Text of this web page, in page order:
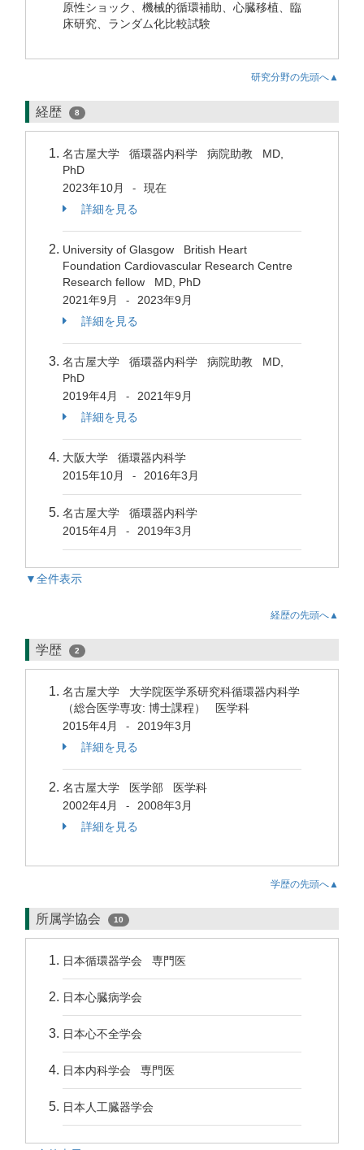
原性ショック、機械的循環補助、心臓移植、臨
床研究、ランダム化比較試験
研究分野の先頭へ▲
経歴 8
名古屋大学 循環器内科学 病院助教 MD,
PhD
2023年10月
-
現在
詳細を見る
University of Glasgow British Heart
Foundation Cardiovascular Research Centre
Research fellow MD, PhD
2021年9月
-
2023年9月
詳細を見る
名古屋大学 循環器内科学 病院助教 MD,
PhD
2019年4月
-
2021年9月
詳細を見る
大阪大学 循環器内科学
2015年10月
- 2016年3月
名古屋大学 循環器内科学
2015年4月
- 2019年3月
▼全件表示
経歴の先頭へ▲
学歴 2
名古屋大学 大学院医学系研究科循環器内科学
（総合医学専攻: 博士課程） 医学科
2015年4月
-
2019年3月
詳細を見る
名古屋大学 医学部 医学科
2002年4月
-
2008年3月
詳細を見る
学歴の先頭へ▲
所属学協会 10
日本循環器学会 専門医
日本心臓病学会
日本心不全学会
日本内科学会 専門医
日本人工臓器学会